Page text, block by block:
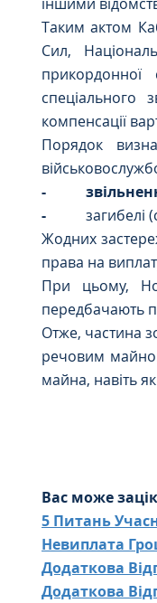
Таким актом
Сил,
прикордонної
спеціального
компенсації
Порядок
-
- загибелі
Жодних
права на
При цьому,
передбачають
Отже, частина
речовим
майна, навіть
Вас може
5 Питань
Невиплата
Додаткова
Додаткова